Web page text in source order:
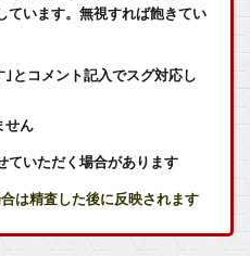
を2作連続クリアした
ットRPGが8月に配信
ています。無視すれば飽きてい
とコメント記入でスグ対応し
せん
ていただく場合があります
は精査した後に反映されます